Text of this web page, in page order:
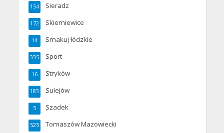
Sieradz
154
Skierniewice
172
Smakuj łódzkie
14
Sport
335
Stryków
16
Sulejów
183
Szadek
5
Tomaszów Mazowiecki
525